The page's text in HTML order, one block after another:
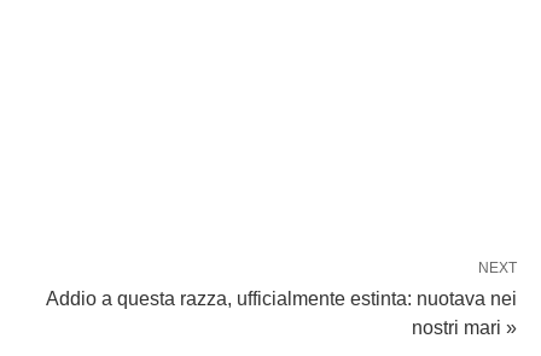
NEXT
Addio a questa razza, ufficialmente estinta: nuotava nei
nostri mari »